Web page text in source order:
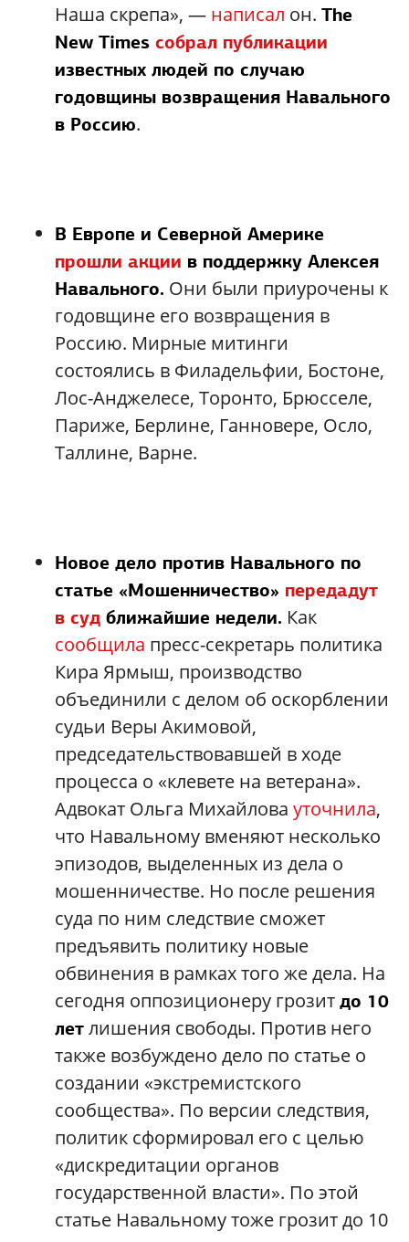
Наша скрепа», — написал он. The
New Times собрал публикации
известных людей по случаю
годовщины возвращения Навального
в Россию.
В Европе и Северной Америке
прошли акции в поддержку Алексея
Навального. Они были приурочены к
годовщине его возвращения в
Россию. Мирные митинги
состоялись в Филадельфии, Бостоне,
Лос-Анджелесе, Торонто, Брюсселе,
Париже, Берлине, Ганновере, Осло,
Таллине, Варне.
Новое дело против Навального по
статье «Мошенничество» передадут
в суд ближайшие недели. Как
сообщила пресс-секретарь политика
Кира Ярмыш, производство
объединили с делом об оскорблении
судьи Веры Акимовой,
председательствовавшей в ходе
процесса о «клевете на ветерана».
Адвокат Ольга Михайлова уточнила,
что Навальному вменяют несколько
эпизодов, выделенных из дела о
мошенничестве. Но после решения
суда по ним следствие сможет
предъявить политику новые
обвинения в рамках того же дела. На
сегодня оппозиционеру грозитдо 10
летлишения свободы. Против него
также возбуждено дело по статье о
создании «экстремистского
сообщества». По версии следствия,
политик сформировал его с целью
«дискредитации органов
государственной власти». По этой
статье Навальному тоже грозит до 10